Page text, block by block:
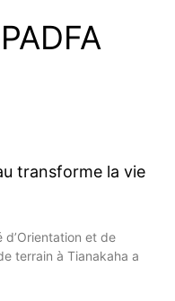
transforme la vie
d’Orientation et de
terrain à Tianakaha a